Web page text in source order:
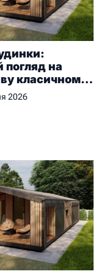
погляд на
класичному
2026